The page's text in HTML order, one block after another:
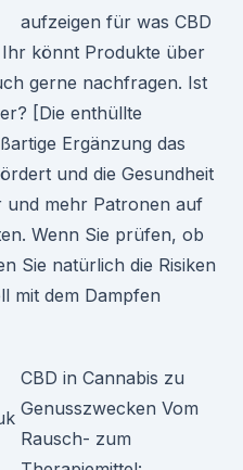
aufzeigen für was CBD
könnt Produkte über
gerne nachfragen. Ist
[Die enthüllte
Ergänzung das
und die Gesundheit
und mehr Patronen auf
Wenn Sie prüfen, ob
Sie natürlich die Risiken
mit dem Dampfen
CBD in Cannabis zu
Genusszwecken Vom
Rausch- zum